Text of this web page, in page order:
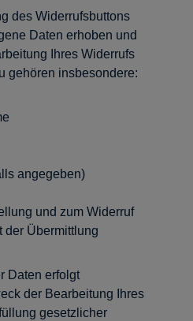
des Widerrufsbuttons
Daten erhoben und
Ihres Widerrufs
gehören insbesondere:
angegeben)
und zum Widerruf
der Übermittlung
Daten erfolgt
der Bearbeitung Ihres
gesetzlicher